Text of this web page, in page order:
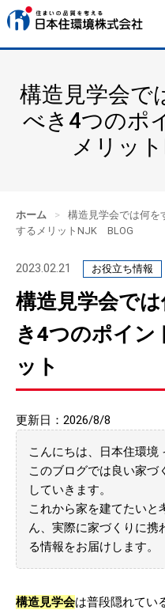
構造見学会で
べき4つのポ
メリッ
ホーム >
構造見学会では何を
するメリットNJK BLOG
2023.02.21 お役立ち情報
構造見学会で
き4つのポイン
ット
更新日：2026/8/8
こんにちは、日本住環境
このブログでは良い家づ
していきます。
これから家を建てたいと
ん、実際に家づくりに携
る情報をお届けします。
構造見学会は普段隠れてい